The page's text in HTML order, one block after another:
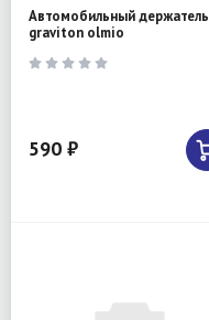
Автомобильный держатель
graviton olmio
590 ₽